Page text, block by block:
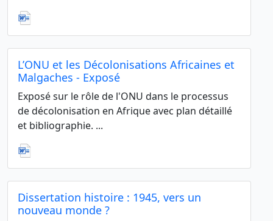
L’ONU et les Décolonisations Africaines et
Malgaches - Exposé
Exposé sur le rôle de l'ONU dans le processus
de décolonisation en Afrique avec plan détaillé
et bibliographie. ...
Dissertation histoire : 1945, vers un
nouveau monde ?